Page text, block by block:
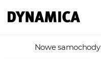
Nowe samochody